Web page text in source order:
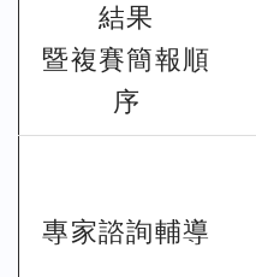
結果
暨複賽簡報順
序
專家諮詢輔導